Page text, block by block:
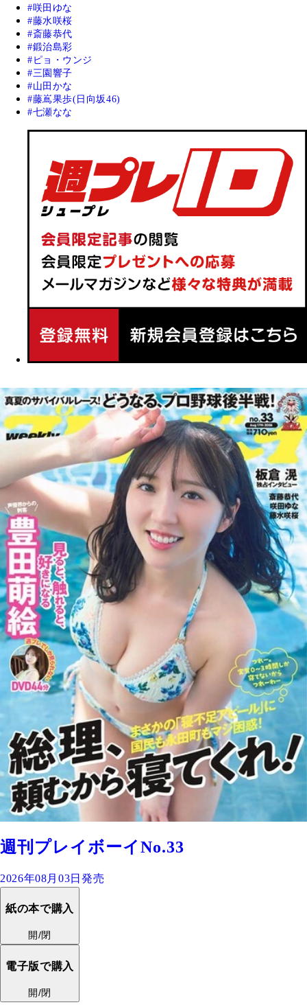
咲田ゆな
藤水咲桜
斎藤恭代
鍛治島彩
ピョ・ウンジ
三園響子
山田かな
藤嶌果歩(日向坂46)
七瀬なな
週刊プレイボーイNo.33
2026年08月03日発売
紙の本で購入
開/閉
電子版で購入
開/閉